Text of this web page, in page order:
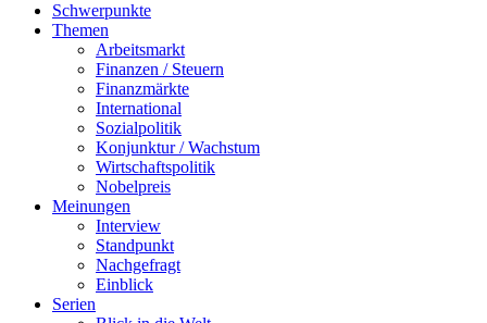
Schwerpunkte
Themen
Arbeitsmarkt
Finanzen / Steuern
Finanzmärkte
International
Sozialpolitik
Konjunktur / Wachstum
Wirtschaftspolitik
Nobelpreis
Meinungen
Interview
Standpunkt
Nachgefragt
Einblick
Serien